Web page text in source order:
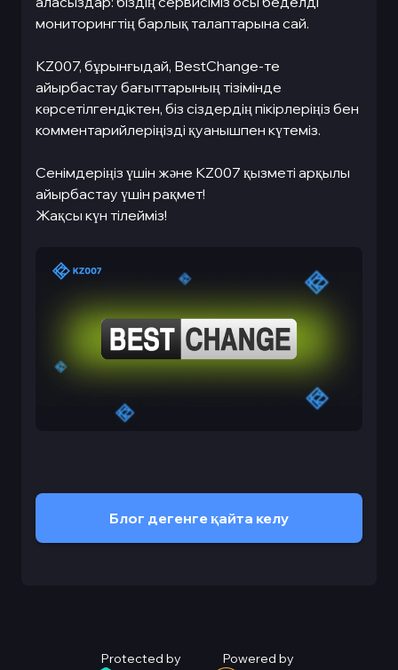
мониторингтің барлық талаптарына сай.
KZ007, бұрынғыдай, BestChange-те
айырбастау бағыттарының тізімінде
көрсетілгендіктен, біз сіздердің пікірлеріңіз бен
комментарийлеріңізді қуанышпен күтеміз.
Сенімдеріңіз үшін және KZ007 қызметі арқылы
айырбастау үшін рақмет!
Жақсы күн тілейміз!
Блог дегенге қайта келу
Protected by Powered by